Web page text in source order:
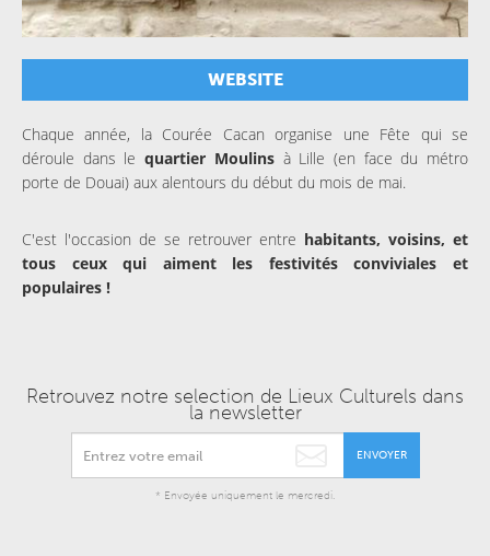
WEBSITE
Chaque année, la Courée Cacan organise une Fête qui se
déroule dans lequartier Moulins à Lille (en face du métro
porte de Douai) aux alentours du début du mois de mai.
C'est l'occasion de se retrouver entre habitants, voisins, et
tous ceux qui aiment les festivités conviviales et
populaires !
Retrouvez notre selection de Lieux Culturels dans
la newsletter
ENVOYER
* Envoyée uniquement le mercredi.